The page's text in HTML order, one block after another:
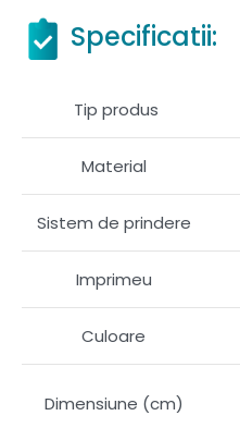
Specificatii:
Tip produs
Material
Sistem de prindere
Imprimeu
Culoare
Dimensiune (cm)